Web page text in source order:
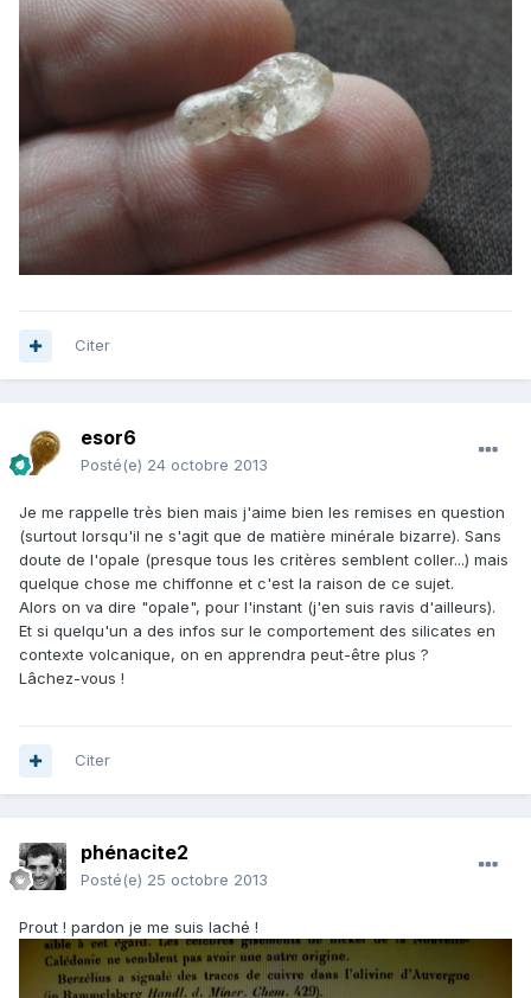
Citer
esor6
Posté(e) 24 octobre 2013
Je me rappelle très bien mais j'aime bien les remises en question
(surtout lorsqu'il ne s'agit que de matière minérale bizarre). Sans
doute de l'opale (presque tous les critères semblent coller...) mais
quelque chose me chiffonne et c'est la raison de ce sujet.
Alors on va dire "opale", pour l'instant (j'en suis ravis d'ailleurs).
Et si quelqu'un a des infos sur le comportement des silicates en
contexte volcanique, on en apprendra peut-être plus ?
Lâchez-vous !
Citer
phénacite2
Posté(e) 25 octobre 2013
Prout ! pardon je me suis laché !